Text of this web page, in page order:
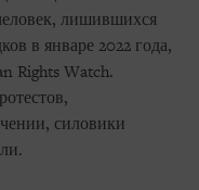
лишившихся
в январе 2022 года,
Rights Watch.
силовики